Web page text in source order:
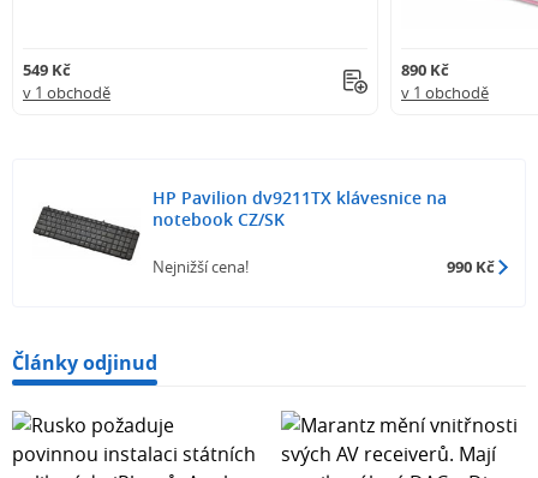
549 Kč
v 1 obchodě
890 Kč
v 1 obchodě
HP Pavilion dv9211TX klávesnice na
notebook CZ/SK
Nejnižší cena! 990 Kč
Články odjinud